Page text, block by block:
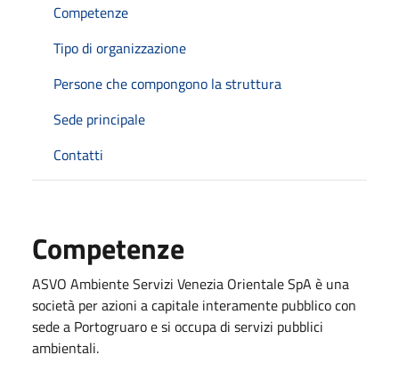
Competenze
Tipo di organizzazione
Persone che compongono la struttura
Sede principale
Contatti
Competenze
ASVO Ambiente Servizi Venezia Orientale SpA è una
società per azioni a capitale interamente pubblico con
sede a Portogruaro e si occupa di servizi pubblici
ambientali.